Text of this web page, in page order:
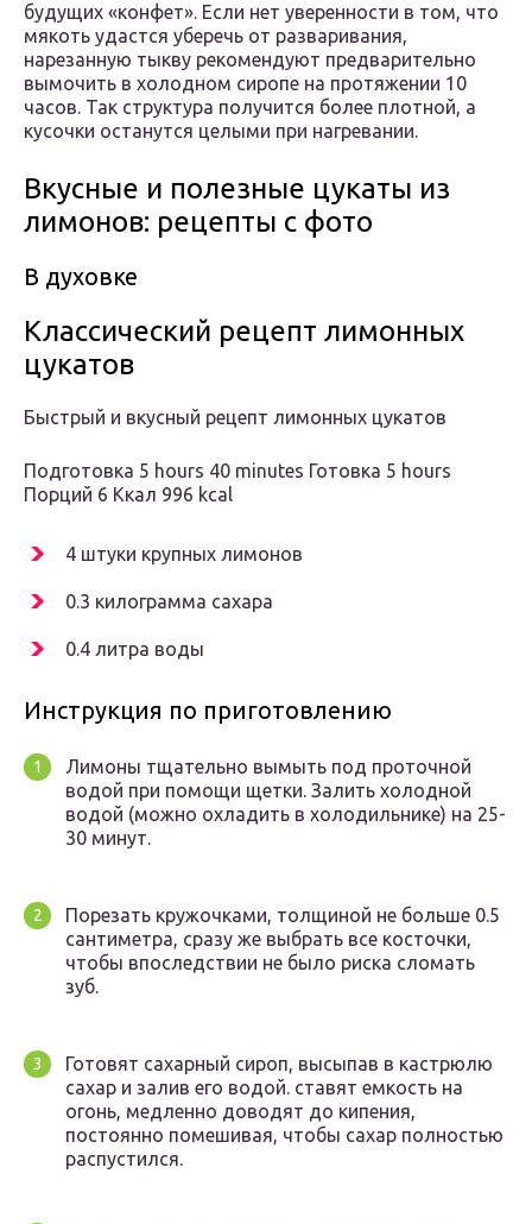
будущих «конфет». Если нет уверенности в том, что
мякоть удастся уберечь от разваривания,
нарезанную тыкву рекомендуют предварительно
вымочить в холодном сиропе на протяжении 10
часов. Так структура получится более плотной, а
кусочки останутся целыми при нагревании.
Вкусные и полезные цукаты из
лимонов: рецепты с фото
В духовке
Классический рецепт лимонных
цукатов
Быстрый и вкусный рецепт лимонных цукатов
Подготовка 5 hours 40 minutes Готовка 5 hours
Порций 6 Ккал 996 kcal
4 штуки крупных лимонов
0.3 килограмма сахара
0.4 литра воды
Инструкция по приготовлению
Лимоны тщательно вымыть под проточной
водой при помощи щетки. Залить холодной
водой (можно охладить в холодильнике) на 25-
30 минут.
Порезать кружочками, толщиной не больше 0.5
сантиметра, сразу же выбрать все косточки,
чтобы впоследствии не было риска сломать
зуб.
Готовят сахарный сироп, высыпав в кастрюлю
сахар и залив его водой. ставят емкость на
огонь, медленно доводят до кипения,
постоянно помешивая, чтобы сахар полностью
распустился.